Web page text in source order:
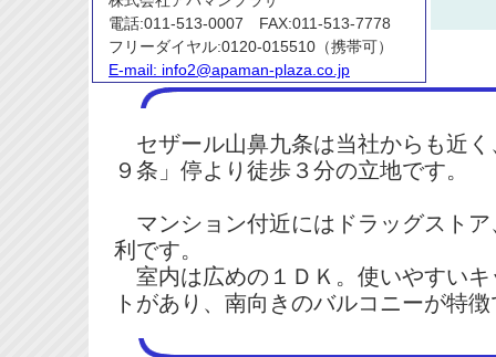
電話:011-513-0007 FAX:011-513-7778
フリーダイヤル:0120-015510（携帯可）
E-mail: info2@apaman-plaza.co.jp
セザール山鼻九条は当社からも近
９条」停より徒歩３分の立地です。
マンション付近にはドラッグスト
利です。
室内は広めの１ＤＫ。使いやすい
トがあり、南向きのバルコニーが特